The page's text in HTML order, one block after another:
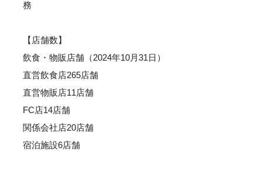
務
【店舗数】
飲食・物販店舗（2024年10月31日）
直営飲食店265店舗
直営物販店11店舗
FC店14店舗
関係会社店20店舗
宿泊施設6店舗